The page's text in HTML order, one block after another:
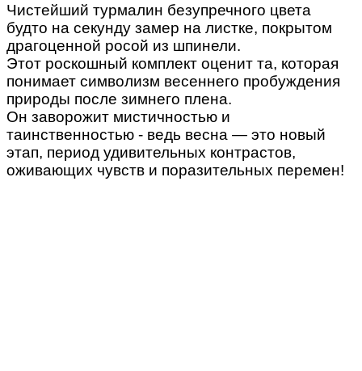
Чистейший турмалин безупречного цвета
будто на секунду замер на листке, покрытом
драгоценной росой из шпинели.
Этот роскошный комплект оценит та, которая
понимает символизм весеннего пробуждения
природы после зимнего плена.
Он заворожит мистичностью и
таинственностью - ведь весна — это новый
этап, период удивительных контрастов,
оживающих чувств и поразительных перемен!